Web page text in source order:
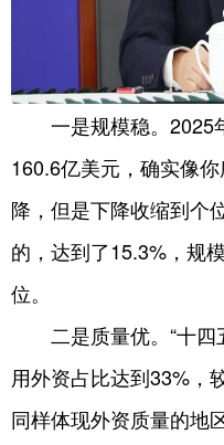
一是规模稳。2025
160.6亿美元，确实像
降，但是下降收缩到个
的，达到了15.3%，规
位。
二是质量优。“十四
用外资占比达到33%，
同样体现外资质量的地